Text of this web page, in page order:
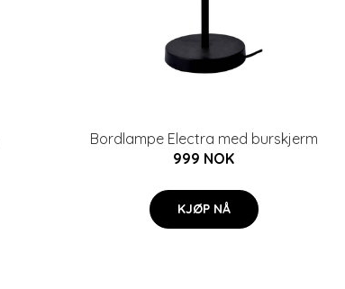
Bordlampe Electra med burskjerm
999 NOK
KJØP NÅ